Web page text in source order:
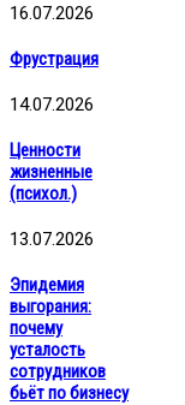
16.07.2026
Фрустрация
14.07.2026
Ценности
жизненные
(психол.)
13.07.2026
Эпидемия
выгорания:
почему
усталость
сотрудников
бьёт по бизнесу